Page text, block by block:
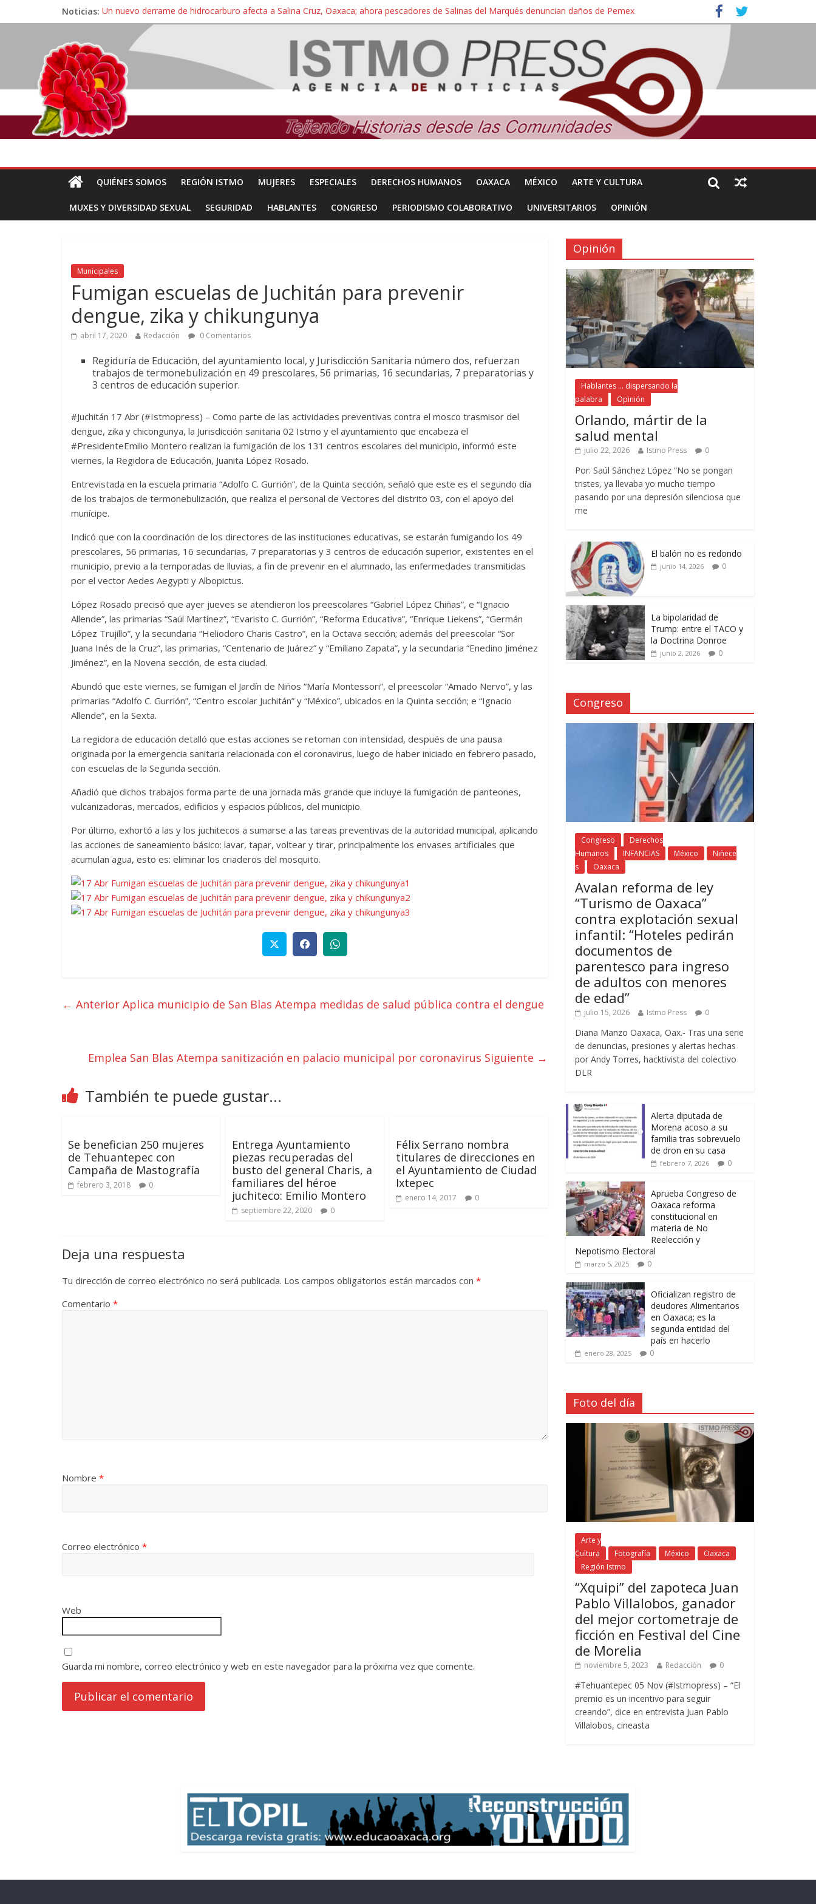
Noticias: Un nuevo derrame de hidrocarburo afecta a Salina Cruz, Oaxaca; ahora pescadores de Salinas del Marqués denuncian daños de Pemex
Ángel, el joven autista expulsado por la Universidad Bienestar de Ixtepec, Oaxaca vuelve a las aulas tras amparo
Familiares de periodista Alejandro Leyva se reúnen con titular de la SEGOB y exigen detener a los autores materiales e intelectuales de su asesinato
Alertan pescadores de Juchitán, Oaxaca de nuevo despojo de su territorio para construir un parque eólico
Pescadores y comuneros ikoots detienen la extracción ilegal de material pétreo de gravera Oyamel
QUIÉNES SOMOS REGIÓN ISTMO MUJERES ESPECIALES DERECHOS HUMANOS OAXACA MÉXICO ARTE Y CULTURA
MUXES Y DIVERSIDAD SEXUAL SEGURIDAD HABLANTES CONGRESO PERIODISMO COLABORATIVO UNIVERSITARIOS OPINIÓN
Municipales
Fumigan escuelas de Juchitán para prevenir
dengue, zika y chikungunya
abril 17, 2020 Redacción 0 Comentarios
Regiduría de Educación, del ayuntamiento local, y Jurisdicción Sanitaria número dos, refuerzan
trabajos de termonebulización en 49 prescolares, 56 primarias, 16 secundarias, 7 preparatorias y
3 centros de educación superior.
#Juchitán 17 Abr (#Istmopress) – Como parte de las actividades preventivas contra el mosco trasmisor del
dengue, zika y chicongunya, la Jurisdicción sanitaria 02 Istmo y el ayuntamiento que encabeza el
#PresidenteEmilio Montero realizan la fumigación de los 131 centros escolares del municipio, informó este
viernes, la Regidora de Educación, Juanita López Rosado.
Entrevistada en la escuela primaria “Adolfo C. Gurrión”, de la Quinta sección, señaló que este es el segundo día
de los trabajos de termonebulización, que realiza el personal de Vectores del distrito 03, con el apoyo del
munícipe.
Indicó que con la coordinación de los directores de las instituciones educativas, se estarán fumigando los 49
prescolares, 56 primarias, 16 secundarias, 7 preparatorias y 3 centros de educación superior, existentes en el
municipio, previo a la temporadas de lluvias, a fin de prevenir en el alumnado, las enfermedades transmitidas
por el vector Aedes Aegypti y Albopictus.
López Rosado precisó que ayer jueves se atendieron los preescolares “Gabriel López Chiñas”, e “Ignacio
Allende”, las primarias “Saúl Martínez”, “Evaristo C. Gurrión”, “Reforma Educativa”, “Enrique Liekens”, “Germán
López Trujillo”, y la secundaria “Heliodoro Charis Castro”, en la Octava sección; además del preescolar “Sor
Juana Inés de la Cruz”, las primarias, “Centenario de Juárez” y “Emiliano Zapata”, y la secundaria “Enedino Jiménez
Jiménez”, en la Novena sección, de esta ciudad.
Abundó que este viernes, se fumigan el Jardín de Niños “María Montessori”, el preescolar “Amado Nervo”, y las
primarias “Adolfo C. Gurrión”, “Centro escolar Juchitán” y “México”, ubicados en la Quinta sección; e “Ignacio
Allende”, en la Sexta.
La regidora de educación detalló que estas acciones se retoman con intensidad, después de una pausa
originada por la emergencia sanitaria relacionada con el coronavirus, luego de haber iniciado en febrero pasado,
con escuelas de la Segunda sección.
Añadió que dichos trabajos forma parte de una jornada más grande que incluye la fumigación de panteones,
vulcanizadoras, mercados, edificios y espacios públicos, del municipio.
Por último, exhortó a las y los juchitecos a sumarse a las tareas preventivas de la autoridad municipal, aplicando
las acciones de saneamiento básico: lavar, tapar, voltear y tirar, principalmente los envases artificiales que
acumulan agua, esto es: eliminar los criaderos del mosquito.
← Anterior Aplica municipio de San Blas Atempa medidas de salud pública contra el dengue
Emplea San Blas Atempa sanitización en palacio municipal por coronavirus Siguiente →
También te puede gustar...
Se benefician 250 mujeres
de Tehuantepec con
Campaña de Mastografía
febrero 3, 2018 0
Entrega Ayuntamiento
piezas recuperadas del
busto del general Charis, a
familiares del héroe
juchiteco: Emilio Montero
septiembre 22, 2020 0
Félix Serrano nombra
titulares de direcciones en
el Ayuntamiento de Ciudad
Ixtepec
enero 14, 2017 0
Deja una respuesta
Tu dirección de correo electrónico no será publicada. Los campos obligatorios están marcados con *
Comentario *
Nombre *
Correo electrónico *
Web
Guarda mi nombre, correo electrónico y web en este navegador para la próxima vez que comente.
Opinión
Hablantes ... dispersando la
palabra
Opinión
Orlando, mártir de la
salud mental
julio 22, 2026 Istmo Press 0
Por: Saúl Sánchez López “No se pongan
tristes, ya llevaba yo mucho tiempo
pasando por una depresión silenciosa que
me
El balón no es redondo
junio 14, 2026 0
La bipolaridad de
Trump: entre el TACO y
la Doctrina Donroe
junio 2, 2026 0
Congreso
Congreso
Derechos
Humanos
INFANCIAS México
Niñece
s
Oaxaca
Avalan reforma de ley
“Turismo de Oaxaca”
contra explotación sexual
infantil: “Hoteles pedirán
documentos de
parentesco para ingreso
de adultos con menores
de edad”
julio 15, 2026 Istmo Press 0
Diana Manzo Oaxaca, Oax.- Tras una serie
de denuncias, presiones y alertas hechas
por Andy Torres, hacktivista del colectivo
DLR
Alerta diputada de
Morena acoso a su
familia tras sobrevuelo
de dron en su casa
febrero 7, 2026 0
Aprueba Congreso de
Oaxaca reforma
constitucional en
materia de No
Reelección y
Nepotismo Electoral
marzo 5, 2025 0
Oficializan registro de
deudores Alimentarios
en Oaxaca; es la
segunda entidad del
país en hacerlo
enero 28, 2025 0
Foto del día
Arte y
Cultura
Fotografía México
Oaxaca
Región Istmo
“Xquipi” del zapoteca Juan
Pablo Villalobos, ganador
del mejor cortometraje de
ficción en Festival del Cine
de Morelia
noviembre 5, 2023 Redacción 0
#Tehuantepec 05 Nov (#Istmopress) – “El
premio es un incentivo para seguir
creando”, dice en entrevista Juan Pablo
Villalobos, cineasta